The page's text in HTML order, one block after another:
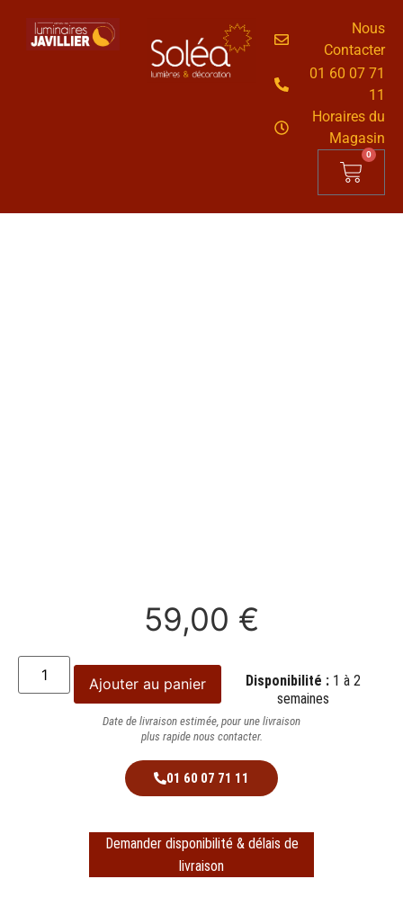
Nous
Contacter
01 60 07 71
11
Horaires du
Magasin
0
59,00 €
Ajouter au panier Disponibilité : 1 à 2
semaines
Date de livraison estimée, pour une livraison
plus rapide nous contacter.
01 60 07 71 11
Demander disponibilité & délais de
livraison